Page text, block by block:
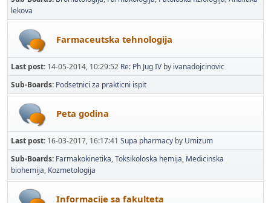
lekova
Farmaceutska tehnologija
Last post: 14-05-2014, 10:29:52 Re: Ph Jug IV by ivanadojcinovic
Sub-Boards Podsetnici za prakticni ispit
Peta godina
Last post: 16-03-2017, 16:17:41 Supa pharmacy by Umizum
Sub-Boards Farmakokinetika Toksikoloska hemija Medicinska
biohemija Kozmetologija
Informacije sa fakulteta